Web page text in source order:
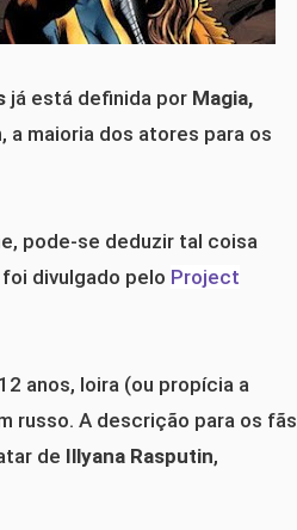
já está definida por Magia,
a maioria dos atores para os
pode-se deduzir tal coisa
divulgado pelo Project
anos, loira (ou propícia a
russo. A descrição para os fãs
de Illyana Rasputin,